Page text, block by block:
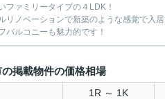
ファミリータイプの４LDK！
リノベーションで新築のような感覚で入
バルコニーも魅力的です！
掲載物件の価格相場
1R ～ 1K